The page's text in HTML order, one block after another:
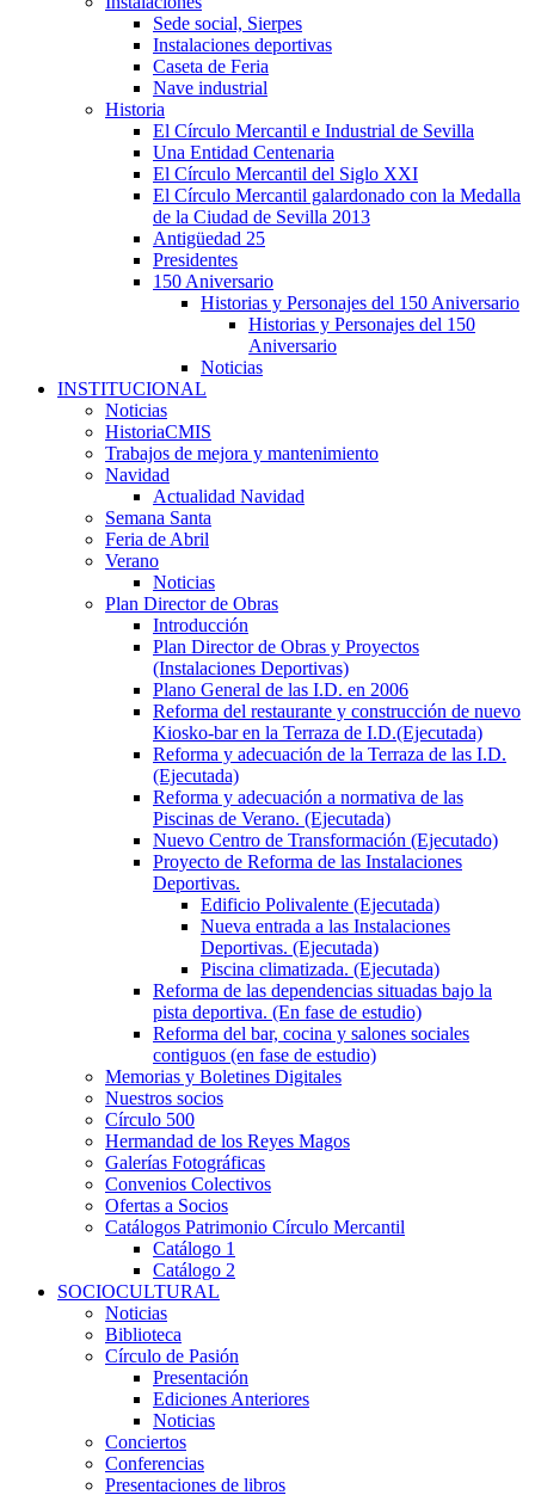
Sede social, Sierpes
Instalaciones deportivas
Caseta de Feria
Nave industrial
Historia
El Círculo Mercantil e Industrial de Sevilla
Una Entidad Centenaria
El Círculo Mercantil del Siglo XXI
El Círculo Mercantil galardonado con la Medalla
de la Ciudad de Sevilla 2013
Antigüedad 25
Presidentes
150 Aniversario
Historias y Personajes del 150 Aniversario
Historias y Personajes del 150
Aniversario
Noticias
INSTITUCIONAL
Noticias
HistoriaCMIS
Trabajos de mejora y mantenimiento
Navidad
Actualidad Navidad
Semana Santa
Feria de Abril
Verano
Noticias
Plan Director de Obras
Introducción
Plan Director de Obras y Proyectos
(Instalaciones Deportivas)
Plano General de las I.D. en 2006
Reforma del restaurante y construcción de nuevo
Kiosko-bar en la Terraza de I.D.(Ejecutada)
Reforma y adecuación de la Terraza de las I.D.
(Ejecutada)
Reforma y adecuación a normativa de las
Piscinas de Verano. (Ejecutada)
Nuevo Centro de Transformación (Ejecutado)
Proyecto de Reforma de las Instalaciones
Deportivas.
Edificio Polivalente (Ejecutada)
Nueva entrada a las Instalaciones
Deportivas. (Ejecutada)
Piscina climatizada. (Ejecutada)
Reforma de las dependencias situadas bajo la
pista deportiva. (En fase de estudio)
Reforma del bar, cocina y salones sociales
contiguos (en fase de estudio)
Memorias y Boletines Digitales
Nuestros socios
Círculo 500
Hermandad de los Reyes Magos
Galerías Fotográficas
Convenios Colectivos
Ofertas a Socios
Catálogos Patrimonio Círculo Mercantil
Catálogo 1
Catálogo 2
SOCIOCULTURAL
Noticias
Biblioteca
Círculo de Pasión
Presentación
Ediciones Anteriores
Noticias
Conciertos
Conferencias
Presentaciones de libros